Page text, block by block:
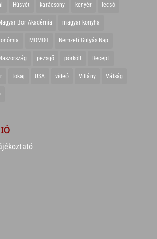
Húsvét karácsony kenyér lecsó
Bor Akadémia magyar konyha
MOMOT Nemzeti Gulyás Nap
pezsgő pörkölt Recept
tokaj USA videó Villány Válság